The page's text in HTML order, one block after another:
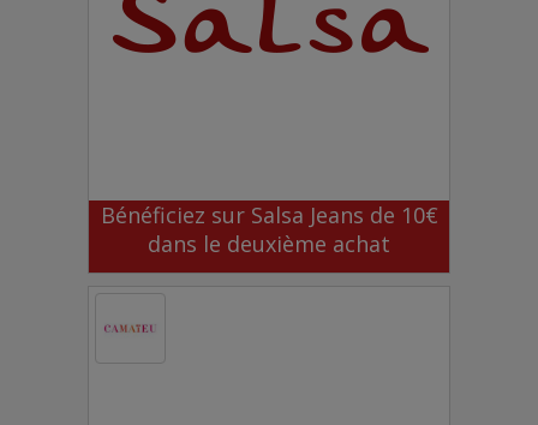
Bénéficiez sur Salsa Jeans de 10€
dans le deuxième achat